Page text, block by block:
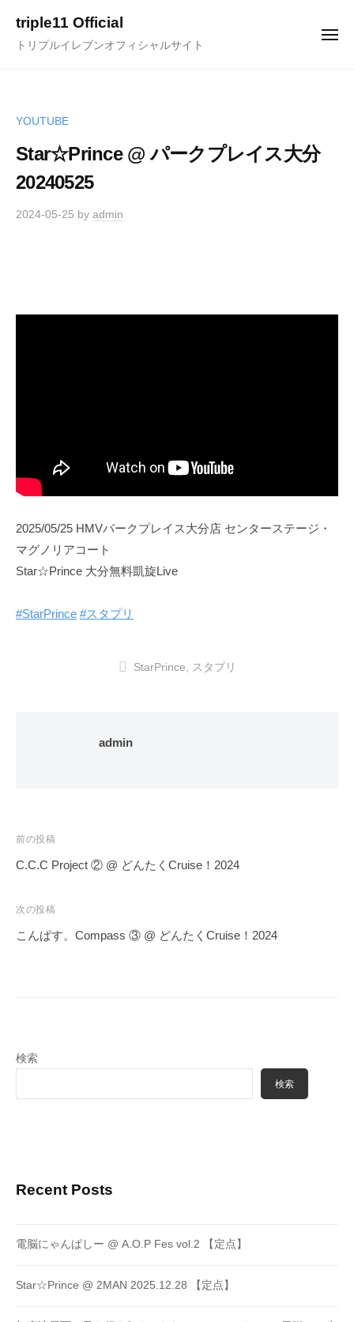
triple11 Official
トリプルイレブンオフィシャルサイト
メ
YOUTUBE
Star☆Prince @ パークプレイス大分
20240525
2024-05-25 by admin
2025/05/25 HMVパークプレイス大分店 センターステージ・
マグノリアコート
Star☆Prince 大分無料凱旋Live
#StarPrince #スタプリ
StarPrince, スタプリ
admin
投
稿
ビ
ゲ
前の投稿
C.C.C Project ② @ どんたくCruise！2024
次の投稿
こんぱす。Compass ③ @ どんたくCruise！2024
検索
検索
Recent Posts
電脳にゃんぱしー @ A.O.P Fes vol.2 【定点】
Star☆Prince @ 2MAN 2025.12.28 【定点】